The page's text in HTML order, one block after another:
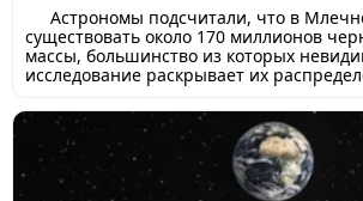
Астрономы подсчитали, что в
существовать около 170 миллионов
массы, большинство из которых
исследование раскрывает их